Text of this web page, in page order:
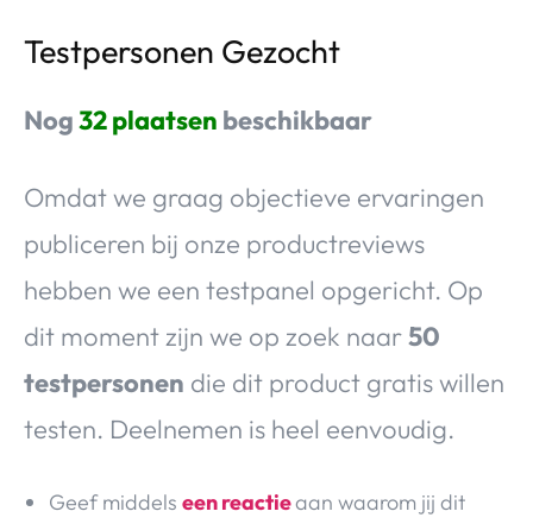
Testpersonen Gezocht
Nog32 plaatsen beschikbaar
Omdat we graag objectieve ervaringen
publiceren bij onze productreviews
hebben we een testpanel opgericht. Op
dit moment zijn we op zoek naar50
testpersonen die dit product gratis willen
testen. Deelnemen is heel eenvoudig.
Geef middels een reactieaan waarom jij dit